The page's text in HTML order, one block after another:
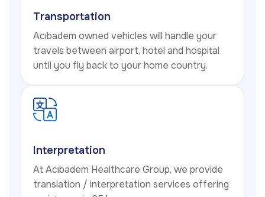
Transportation
Acıbadem owned vehicles will handle your
travels between airport, hotel and hospital
until you fly back to your home country.
Interpretation
At Acıbadem Healthcare Group, we provide
translation / interpretation services offering